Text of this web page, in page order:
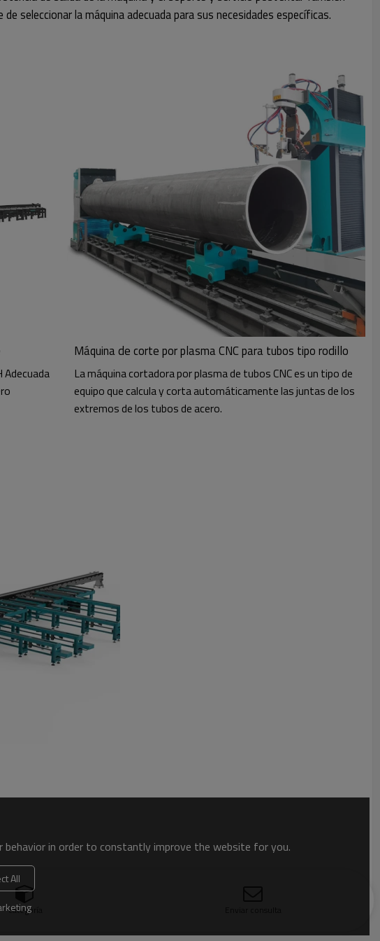
seleccionar la máquina adecuada para sus necesidades específicas.
Adecuada
Máquina de corte por plasma CNC para tubos tipo rodillo
La máquina cortadora por plasma de tubos CNC es un tipo de
equipo que calcula y corta automáticamente las juntas de los
extremos de los tubos de acero.
categoría
in order to constantly improve the website for you.
All